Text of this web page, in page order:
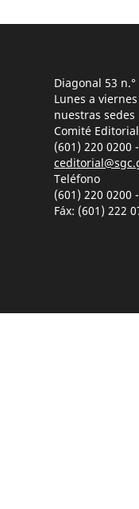
Diagonal 53
Lunes a
nuestras sedes
Comité Editorial
(601) 220 0200
Teléfono
(601) 220 0200
Fáx: (601) 222